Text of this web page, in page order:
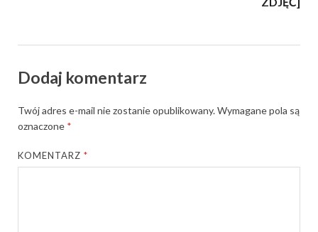
Dodaj komentarz
Twój adres e-mail nie zostanie opublikowany.Wymagane pola są
oznaczone *
KOMENTARZ*